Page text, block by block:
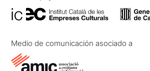
Medio de comunicación asociado a